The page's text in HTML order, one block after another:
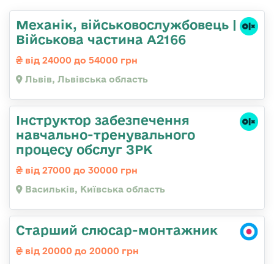
Механік, військовослужбовець |
Військова частина А2166
від 24000 до 54000 грн
Львів, Львівська область
Інструктор забезпечення
навчально-тренувального
процесу обслуг ЗРК
від 27000 до 30000 грн
Васильків, Київська область
Старший слюсар-монтажник
від 20000 до 20000 грн